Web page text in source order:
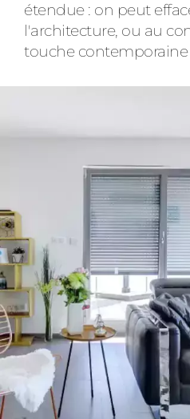
étendue : on peut
l'architecture, ou au
touche